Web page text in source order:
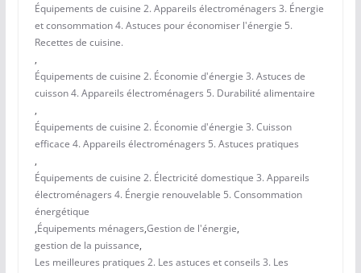
Équipements de cuisine 2. Appareils électroménagers 3. Énergie
et consommation 4. Astuces pour économiser l'énergie 5.
Recettes de cuisine.
,
Équipements de cuisine 2. Économie d'énergie 3. Astuces de
cuisson 4. Appareils électroménagers 5. Durabilité alimentaire
,
Équipements de cuisine 2. Économie d'énergie 3. Cuisson
efficace 4. Appareils électroménagers 5. Astuces pratiques
,
Équipements de cuisine 2. Électricité domestique 3. Appareils
électroménagers 4. Énergie renouvelable 5. Consommation
énergétique
,Équipements ménagers,Gestion de l'énergie,
gestion de la puissance,
Les meilleures pratiques 2. Les astuces et conseils 3. Les